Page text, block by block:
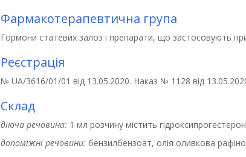
Фармакотерапевтична група
Гормони статевих залоз і препарати, що застосовують
Реєстрація
№ UA/3616/01/01 від 13.05.2020. Наказ № 1128 від
Склад
діюча речовина: 1 мл розчину містить
допоміжні речовини: бензилбензоат, олія оливкова